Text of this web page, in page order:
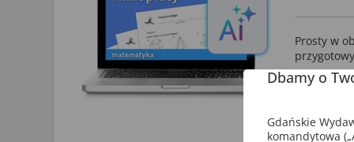
Prosty w
Pracuj z
Dobieraj
Korzystaj
Dbamy o
Gdańskie
komandytowa